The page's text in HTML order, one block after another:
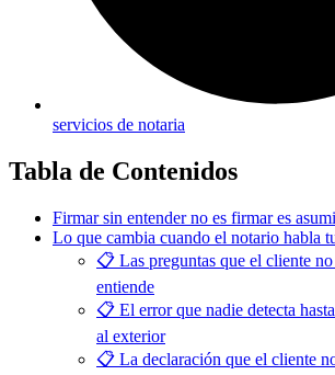
servicios de notaria
Tabla de Contenidos
Firmar sin entender no es firmar es
Lo que cambia cuando el notario habla
📋 Las preguntas que el cliente
entiende
📋 El error que nadie detecta
al exterior
📋 La declaración que el cliente